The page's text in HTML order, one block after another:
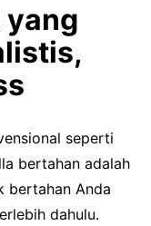
yang
seperti
bertahan adalah
bertahan Anda
dahulu.